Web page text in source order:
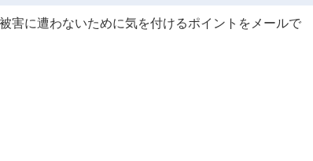
害に遭わないために気を付けるポイントをメールで